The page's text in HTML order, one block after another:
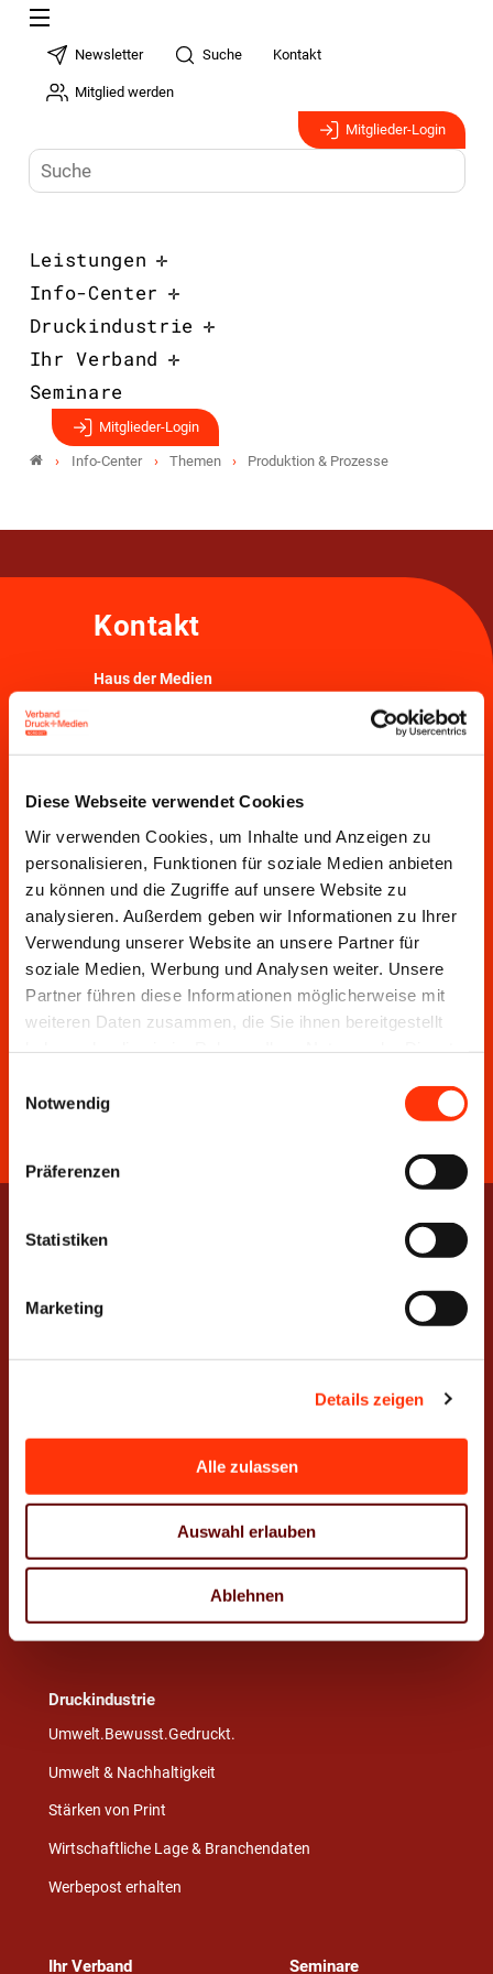
Diese Webseite verwendet Cookies
Wir verwenden Cookies, um Inhalte und Anzeigen zu
personalisieren, Funktionen für soziale Medien anbieten
zu können und die Zugriffe auf unsere Website zu
analysieren. Außerdem geben wir Informationen zu Ihrer
Verwendung unserer Website an unsere Partner für
soziale Medien, Werbung und Analysen weiter. Unsere
Partner führen diese Informationen möglicherweise mit
weiteren Daten zusammen, die Sie ihnen bereitgestellt
Notwendig
Präferenzen
Statistiken
Marketing
Details zeigen
Alle zulassen
Auswahl erlauben
Ablehnen
Newsletter Suche Kontakt
Mitglied werden
Mitglieder-Login
Leistungen
Info-Center
Druckindustrie
Ihr Verband
Seminare
Mitglieder-Login
Info-Center Themen Produktion & Prozesse
Kontakt
Haus der Medien
Markgrafenstraße 15 • 10969 Berlin
030 3022021 • E
info@vdmno.de
Anreisehinweise
Überbetriebliche Ausbildung im NordOsten
Bödekerstraße 10 • 30161 Hannover
T0511 33806-0• Einfo@vdmno.de
Leistungen
Umwelt &
Produktion &
Ausbildung
PrintLab
Exklusive
WE.LOVE.PRINT
Stellenangebote
Azubi- und Praktikumsbörse
Druckindustrie
Umwelt.Bewusst.Gedruckt.
Umwelt & Nachhaltigkeit
Stärken von Print
Wirtschaftliche Lage & Branchendaten
Werbepost erhalten
Ihr Verband Seminare